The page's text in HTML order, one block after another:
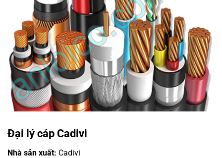
Đại lý cáp Cadivi
Nhà sản xuất: Cadivi